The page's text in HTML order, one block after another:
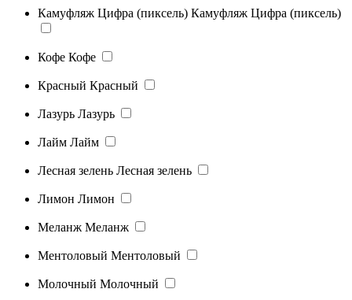
Камуфляж Цифра (пиксель) Камуфляж Цифра (пиксель)
Кофе Кофе
Красный Красный
Лазурь Лазурь
Лайм Лайм
Лесная зелень Лесная зелень
Лимон Лимон
Меланж Меланж
Ментоловый Ментоловый
Молочный Молочный